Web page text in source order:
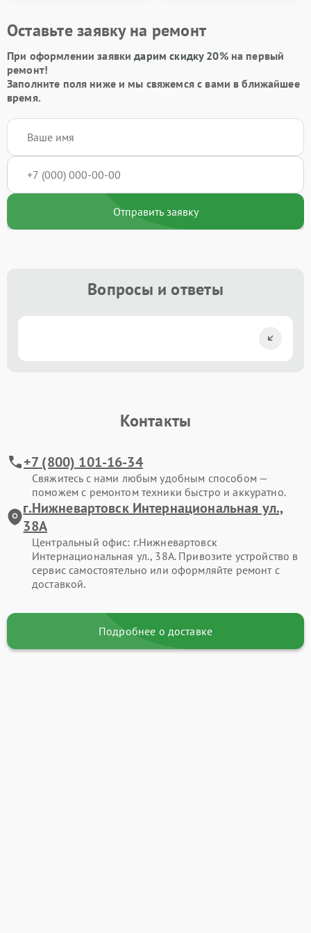
Оставьте заявку на ремонт
При оформлении заявкидарим скидку 20%на первый
ремонт!
Заполните поля ниже и мы свяжемся с вами в ближайшее
время.
Отправить заявку
Вопросы и ответы
Контакты
+7 (800) 101-16-34
Свяжитесь с нами любым удобным способом —
поможем с ремонтом техники быстро и аккуратно.
г.Нижневартовск Интернациональная ул.,
38А
Центральный офис: г.Нижневартовск
Интернациональная ул., 38А. Привозите устройство в
сервис самостоятельно или оформляйте ремонт с
доставкой.
Подробнее о доставке